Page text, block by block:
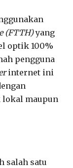
(FTTH)yang
optik 100%
pengguna
internet ini
lokal maupun
salah satu